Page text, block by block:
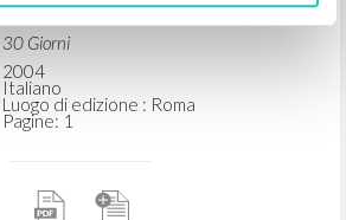
Feliciani Giorgio Autore
30 Giorni
2004
Italiano
Luogo di edizione : Roma
Pagine: 1